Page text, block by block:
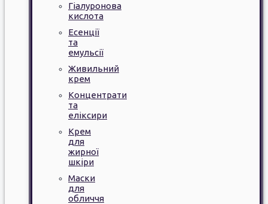
Гіалуронова
кислота
Есенції
та
емульсії
Живильний
крем
Концентрати
та
еліксири
Крем
для
жирної
шкіри
Маски
для
обличчя